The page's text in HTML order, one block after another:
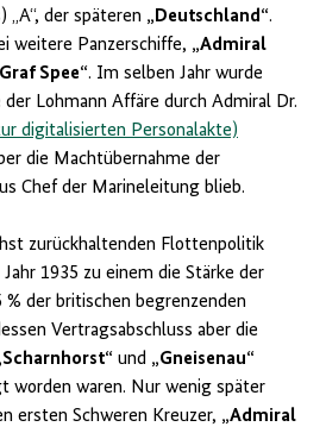
„A“, der späteren „Deutschland“.
weitere Panzerschiffe, „Admiral
Spee“. Im selben Jahr wurde
Lohmann Affäre durch Admiral Dr.
digitalisierten Personalakte)
die Machtübernahme der
Chef der Marineleitung blieb.
zurückhaltenden Flottenpolitik
1935 zu einem die Stärke der
der britischen begrenzenden
Vertragsabschluss aber die
und „Gneisenau“
worden waren. Nur wenig später
ersten Schweren Kreuzer, „Admiral